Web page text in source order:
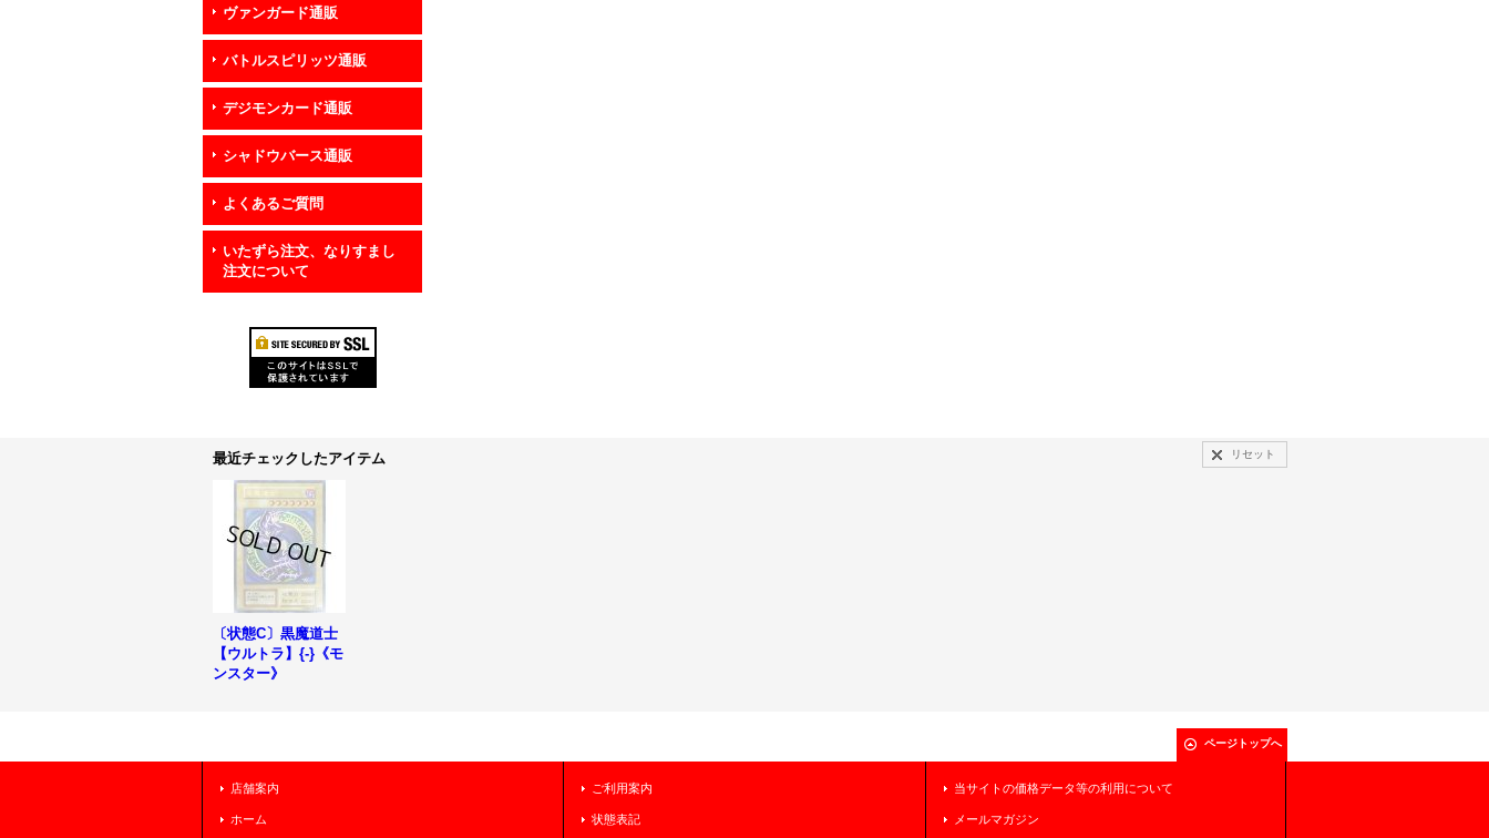
ヴァンガード通販
バトルスピリッツ通販
デジモンカード通販
シャドウバース通販
よくあるご質問
いたずら注文、なりすまし
注文について
最近チェックしたアイテム リセット
〔状態C〕黒魔道士
【ウルトラ】{-}《モ
ンスター》
ページトップへ
店舗案内
ホーム
ご利用案内
状態表記
当サイトの価格データ等の利用について
メールマガジン